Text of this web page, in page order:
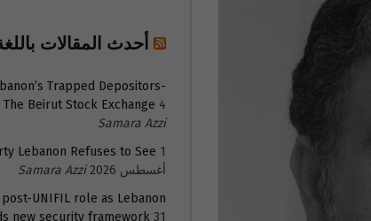
أحدث المقالات
Trapped Depositors-
The Beirut Stock Exchange 4 أغسطس 2026
Samara Azzi
Lebanon Refuses to See 1
أغسطس 2026
Samara Azzi
UNIFIL role as Lebanon
new security framework 31 يوليو 2026